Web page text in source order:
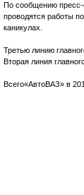
По сообщению пресс-
проводятся работы
каникулах.
Третью линию
Вторая линия
Всего«АвтоВАЗ» в